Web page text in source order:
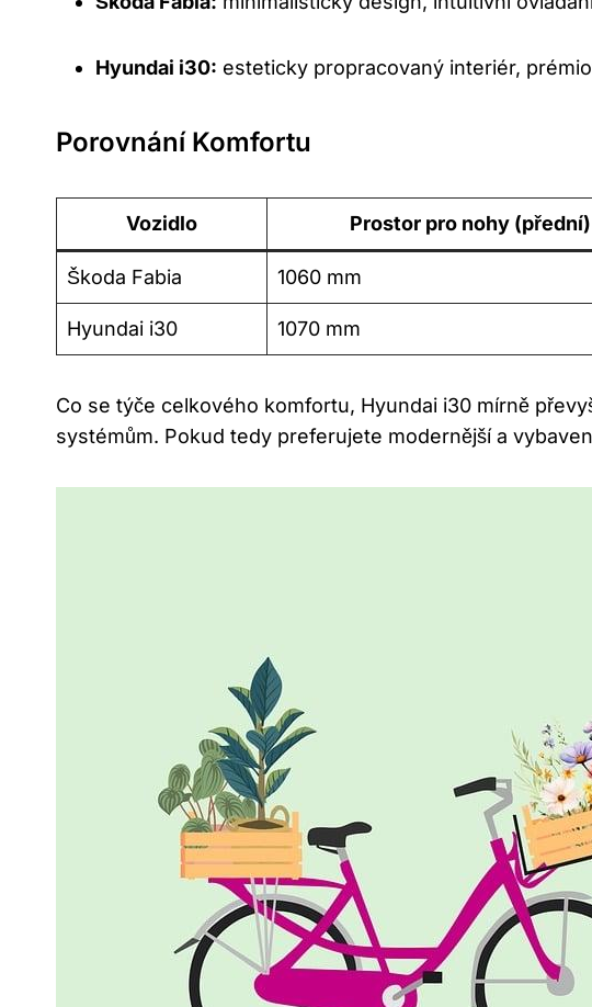
Hyundai i30: esteticky propracovaný interiér,
Porovnání Komfortu
Vozidlo Prostor pro nohy (přední)
Škoda Fabia 1060 mm
Hyundai i30 1070 mm
Co se týče celkového komfortu, Hyundai i30 mírně
systémům. Pokud tedy preferujete modernější a